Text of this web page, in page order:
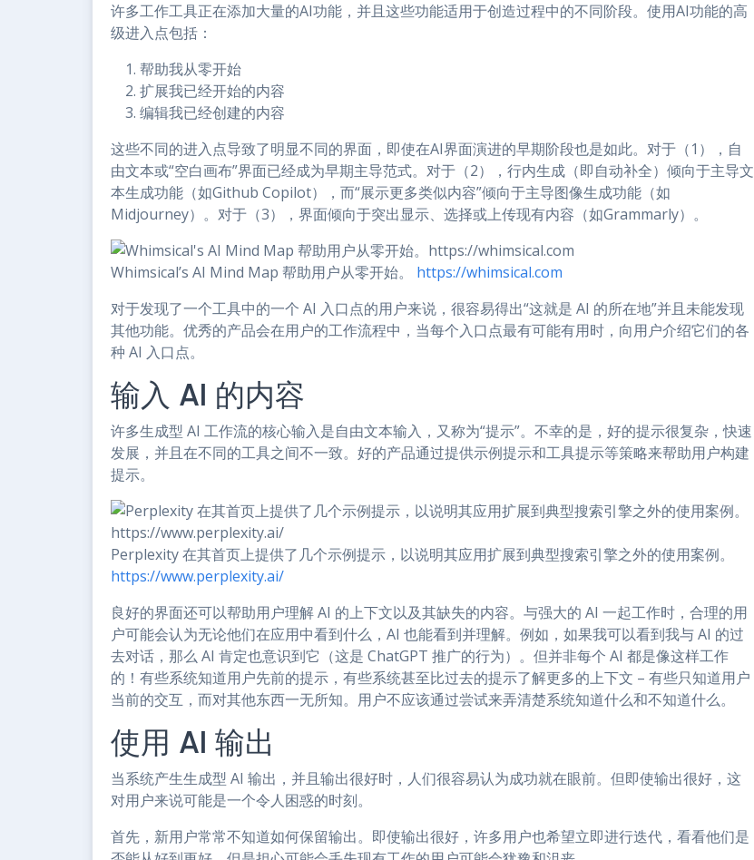
许多工作工具正在添加大量的AI功能，并且这些功能适用于创造过程中的不同阶段。使用AI功能的高
级进入点包括：
帮助我从零开始
扩展我已经开始的内容
编辑我已经创建的内容
这些不同的进入点导致了明显不同的界面，即使在AI界面演进的早期阶段也是如此。对于（1），自
由文本或“空白画布”界面已经成为早期主导范式。对于（2），行内生成（即自动补全）倾向于主导文
本生成功能（如Github Copilot），而“展示更多类似内容”倾向于主导图像生成功能（如
Midjourney）。对于（3），界面倾向于突出显示、选择或上传现有内容（如Grammarly）。
Whimsical’s AI Mind Map 帮助用户从零开始。 https://whimsical.com
对于发现了一个工具中的一个 AI 入口点的用户来说，很容易得出“这就是 AI 的所在地”并且未能发现
其他功能。优秀的产品会在用户的工作流程中，当每个入口点最有可能有用时，向用户介绍它们的各
种 AI 入口点。
输入 AI 的内容
许多生成型 AI 工作流的核心输入是自由文本输入，又称为“提示”。不幸的是，好的提示很复杂，快速
发展，并且在不同的工具之间不一致。好的产品通过提供示例提示和工具提示等策略来帮助用户构建
提示。
Perplexity 在其首页上提供了几个示例提示，以说明其应用扩展到典型搜索引擎之外的使用案例。
https://www.perplexity.ai/
良好的界面还可以帮助用户理解 AI 的上下文以及其缺失的内容。与强大的 AI 一起工作时，合理的用
户可能会认为无论他们在应用中看到什么，AI 也能看到并理解。例如，如果我可以看到我与 AI 的过
去对话，那么 AI 肯定也意识到它（这是 ChatGPT 推广的行为）。但并非每个 AI 都是像这样工作
的！有些系统知道用户先前的提示，有些系统甚至比过去的提示了解更多的上下文 – 有些只知道用户
当前的交互，而对其他东西一无所知。用户不应该通过尝试来弄清楚系统知道什么和不知道什么。
使用 AI 输出
当系统产生生成型 AI 输出，并且输出很好时，人们很容易认为成功就在眼前。但即使输出很好，这
对用户来说可能是一个令人困惑的时刻。
首先，新用户常常不知道如何保留输出。即使输出很好，许多用户也希望立即进行迭代，看看他们是